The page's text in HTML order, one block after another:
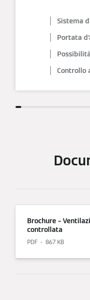
Sistema
Portata
Controllo
Brochure –
controllata
PDF 867 KB